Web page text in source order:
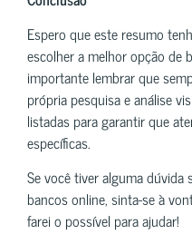
Espero que este resumo
escolher a melhor opção de
importante lembrar que
própria pesquisa e análise
listadas para garantir que
específicas.
Se você tiver alguma
bancos online, sinta-se à
farei o possível para ajudar!